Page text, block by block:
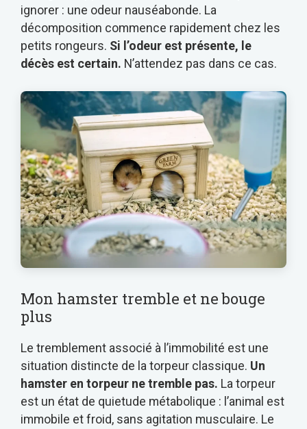
ignorer : une odeur nauséabonde. La
décomposition commence rapidement chez les
petits rongeurs. Si l’odeur est présente, le
décès est certain. N’attendez pas dans ce cas.
Mon hamster tremble et ne bouge
plus
Le tremblement associé à l’immobilité est une
situation distincte de la torpeur classique. Un
hamster en torpeur ne tremble pas. La torpeur
est un état de quietude métabolique : l’animal est
immobile et froid, sans agitation musculaire. Le